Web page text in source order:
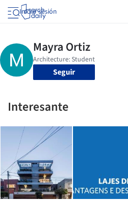
Iniciar sesión
Seguir
Interesante